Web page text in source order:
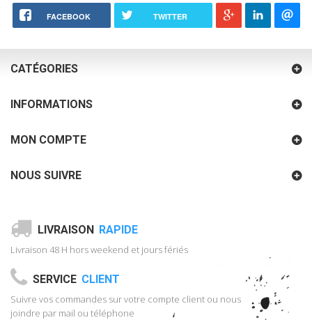
FACEBOOK TWITTER
CATÉGORIES
INFORMATIONS
MON COMPTE
NOUS SUIVRE
LIVRAISON RAPIDE
Livraison 48 H hors weekend et jours fériés
SERVICE CLIENT
Suivre vos commandes sur votre compte client ou nous
joindre par mail ou téléphone